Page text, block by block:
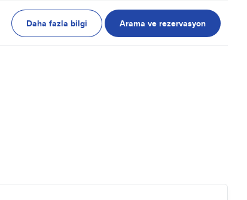
Daha fazla bilgi Arama ve rezervasyon